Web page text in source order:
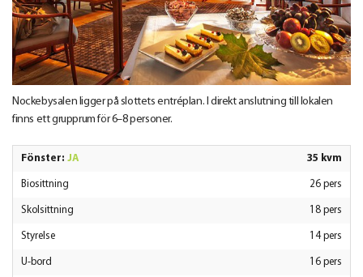
Nockebysalen ligger på slottets entréplan. I direkt anslutning till lokalen
finns ett grupprum för 6–8 personer.
Fönster: JA 35 kvm
Biosittning 26 pers
Skolsittning 18 pers
Styrelse 14 pers
U-bord 16 pers